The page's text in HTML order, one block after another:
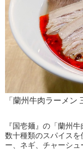
「蘭州牛肉ラーメン
『国壱麺』の「蘭州
数十種類のスパイス
ー、ネギ、チャーシュ